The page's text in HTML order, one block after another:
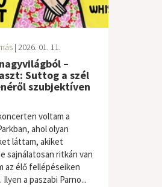
| 2026. 01. 11.
–
Suttog a szél
szubjektíven
voltam a
ahol olyan
láttam, akiket
sajnálatosan ritkán van
az élő fellépéseiken
a paszabi Parno...